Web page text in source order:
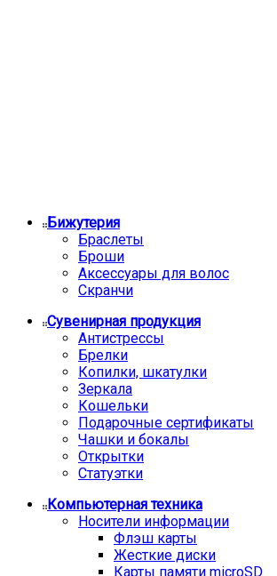
Бижутерия
Браслеты
Броши
Аксессуары для волос
Скранчи
Сувенирная продукция
Антистрессы
Брелки
Копилки, шкатулки
Зеркала
Кошельки
Подарочные сертификаты
Чашки и бокалы
Открытки
Статуэтки
Компьютерная техника
Носители информации
Флэш карты
Жесткие диски
Карты памяти microSD